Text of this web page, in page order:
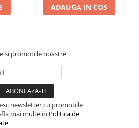
ADAUGA IN COS
si promotiile noastre
newsletter cu promotiile
mai multe in Politica de